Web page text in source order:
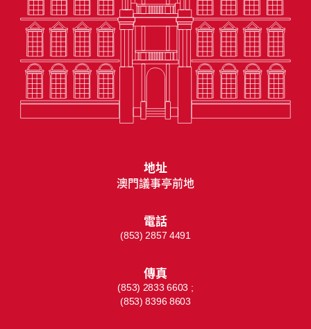
地址
澳門議事亭前地
電話
(853) 2857 4491
傳真
(853) 2833 6603 ;
(853) 8396 8603